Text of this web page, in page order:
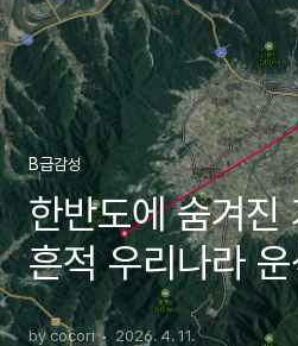
B급감성
한반도에 숨겨진
흔적 우리나라
보지 TOP 5
by cocori 2026. 4. 11.